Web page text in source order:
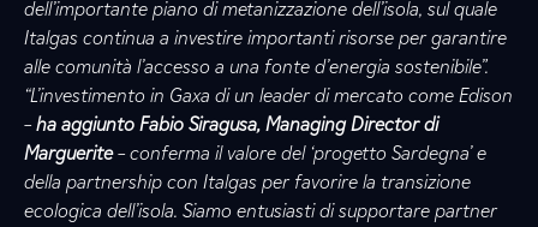
dell’importante piano di metanizzazione dell’isola, sul quale
Italgas continua a investire importanti risorse per garantire
alle comunità l’accesso a una fonte d’energia sostenibile”.
“L’investimento in Gaxa di un leader di mercato come Edison
– ha aggiunto Fabio Siragusa, Managing Director di
Marguerite– conferma il valore del ‘progetto Sardegna’ e
della partnership con Italgas per favorire la transizione
ecologica dell’isola. Siamo entusiasti di supportare partner